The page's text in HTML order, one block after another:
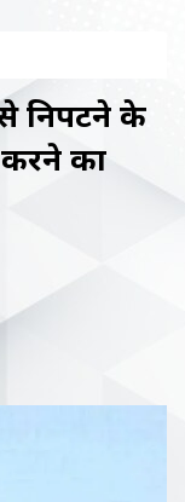
से निपटने के
करने का